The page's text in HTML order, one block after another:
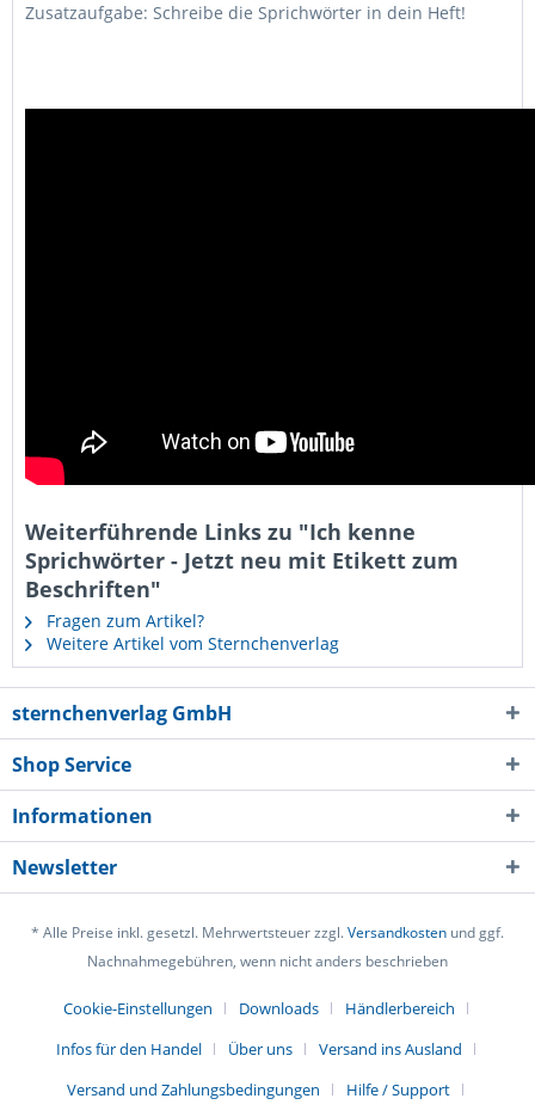
Zusatzaufgabe: Schreibe die Sprichwörter in dein Heft!
Weiterführende Links zu "Ich kenne
Sprichwörter - Jetzt neu mit Etikett zum
Beschriften"
Fragen zum Artikel?
Weitere Artikel vom Sternchenverlag
sternchenverlag GmbH
Shop Service
Informationen
Newsletter
* Alle Preise inkl. gesetzl. Mehrwertsteuer zzgl.Versandkosten und ggf.
Nachnahmegebühren, wenn nicht anders beschrieben
Cookie-Einstellungen Downloads
Händlerbereich
Infos für den Handel
Über uns
Versand ins Ausland
Versand und Zahlungsbedingungen
Hilfe / Support